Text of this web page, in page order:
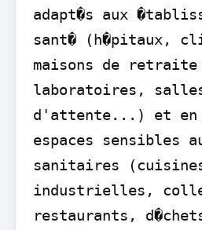
adapt�s aux
sant� (h�pitaux,
maisons de retraite
laboratoires,
d'attente...) et en
espaces sensibles
sanitaires
industrielles,
restaurants,